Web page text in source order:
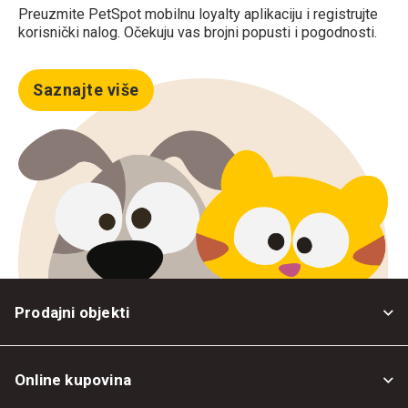
Preuzmite PetSpot mobilnu loyalty aplikaciju i registrujte
korisnički nalog. Očekuju vas brojni popusti i pogodnosti.
Saznajte više
Prodajni objekti
Online kupovina